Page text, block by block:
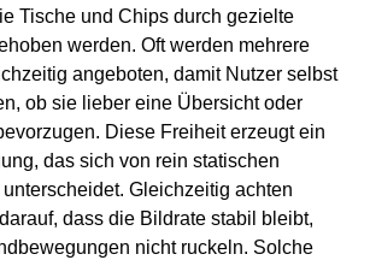
Tische und Chips durch gezielte
werden. Oft werden mehrere
angeboten, damit Nutzer selbst
ob sie lieber eine Übersicht oder
Diese Freiheit erzeugt ein
das sich von rein statischen
Gleichzeitig achten
dass die Bildrate stabil bleibt,
nicht ruckeln. Solche